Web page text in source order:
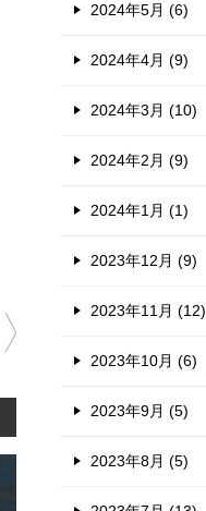
2024年5月 (6)
2024年4月 (9)
2024年3月 (10)
2024年2月 (9)
2024年1月 (1)
2023年12月 (9)
2023年11月 (12)
2023年10月 (6)
2023年9月 (5)
2023年8月 (5)